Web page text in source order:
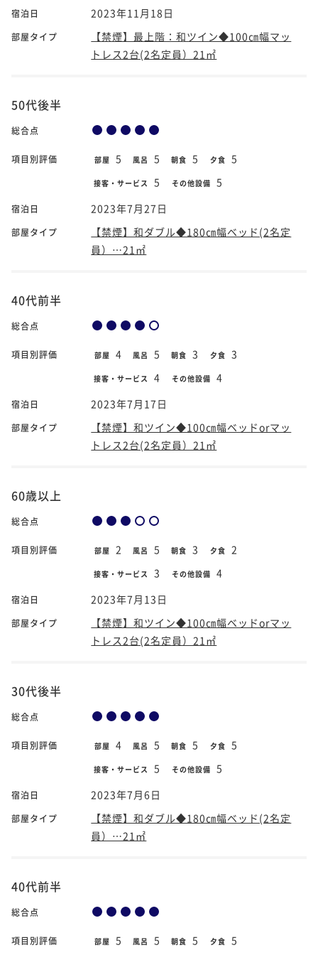
宿泊日 2023年11月18日
部屋タイプ
【禁煙】最上階：和ツイン◆100㎝幅マッ
トレス2台(2名定員）21㎡
50代後半
総合点
項目別評価 部屋 5 風呂 5 朝食 5 夕食 5
接客・サービス 5 その他設備 5
宿泊日 2023年7月27日
部屋タイプ
【禁煙】和ダブル◆180㎝幅ベッド(2名定
員）…21㎡
40代前半
総合点
項目別評価 部屋 4 風呂 5 朝食 3 夕食 3
接客・サービス 4 その他設備 4
宿泊日 2023年7月17日
部屋タイプ
【禁煙】和ツイン◆100㎝幅ベッドorマッ
トレス2台(2名定員）21㎡
60歳以上
総合点
項目別評価 部屋 2 風呂 5 朝食 3 夕食 2
接客・サービス 3 その他設備 4
宿泊日 2023年7月13日
部屋タイプ
【禁煙】和ツイン◆100㎝幅ベッドorマッ
トレス2台(2名定員）21㎡
30代後半
総合点
項目別評価 部屋 4 風呂 5 朝食 5 夕食 5
接客・サービス 5 その他設備 5
宿泊日 2023年7月6日
部屋タイプ
【禁煙】和ダブル◆180㎝幅ベッド(2名定
員）…21㎡
40代前半
総合点
項目別評価 部屋 5 風呂 5 朝食 5 夕食 5